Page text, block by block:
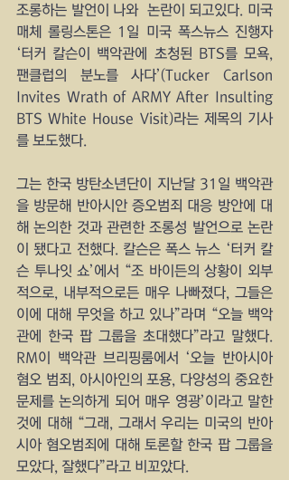
조롱하는 발언이 나와  논란이 되고있다. 미국
매체 롤링스톤은 1일 미국 폭스뉴스 진행자
‘터커 칼슨이 백악관에 초청된 BTS를 모욕,
팬클럽의 분노를 사다’(Tucker Carlson
Invites Wrath of ARMY After Insulting
BTS White House Visit)라는 제목의 기사
를 보도했다.
그는 한국 방탄소년단이 지난달 31일 백악관
을 방문해 반아시안 증오범죄 대응 방안에 대
해 논의한 것과 관련한 조롱성 발언으로 논란
이 됐다고 전했다. 칼슨은 폭스 뉴스 ‘터커 칼
슨 투나잇 쇼’에서 “조 바이든의 상황이 외부
적으로, 내부적으로든 매우 나빠졌다, 그들은
이에 대해 무엇을 하고 있나”라며 “오늘 백악
관에 한국 팝 그룹을 초대했다”라고 말했다.
RM이 백악관 브리핑룸에서 ‘오늘 반아시아
혐오 범죄, 아시아인의 포용, 다양성의 중요한
문제를 논의하게 되어 매우 영광’이라고 말한
것에 대해 “그래, 그래서 우리는 미국의 반아
시아 혐오범죄에 대해 토론할 한국 팝 그룹을
모았다, 잘했다”라고 비꼬았다.